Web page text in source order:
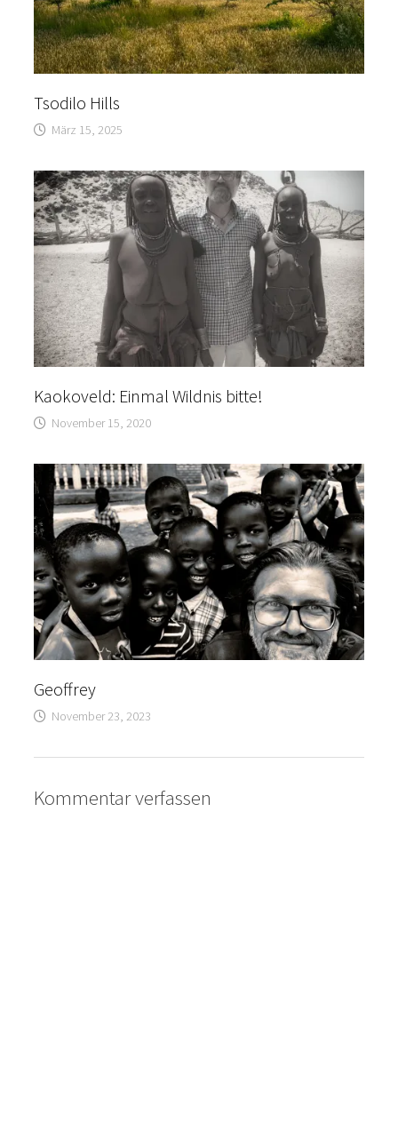
Tsodilo Hills
März 15, 2025
Kaokoveld: Einmal Wildnis bitte!
November 15, 2020
Geoffrey
November 23, 2023
Kommentar verfassen